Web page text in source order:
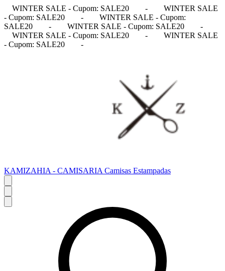
WINTER SALE - Cupom: SALE20 -
WINTER SALE
- Cupom: SALE20
-
WINTER SALE - Cupom:
SALE20
- WINTER SALE - Cupom: SALE20
-
WINTER SALE - Cupom: SALE20
-
WINTER SALE
- Cupom: SALE20
-
KAMIZAHIA - CAMISARIA Camisas Estampadas